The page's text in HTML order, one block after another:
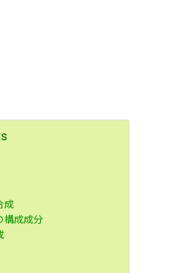
成
構成成分